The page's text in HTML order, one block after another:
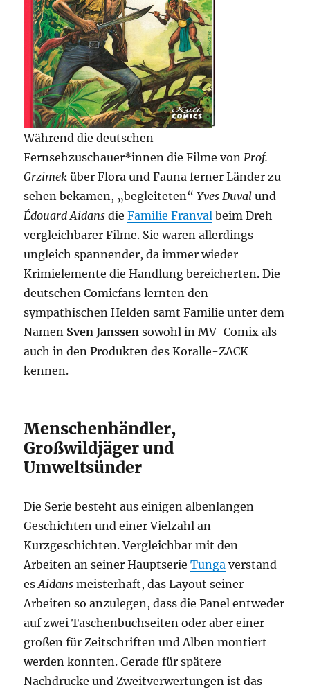
Während die deutschen
Fernsehzuschauer*innen die Filme vonProf.
Grzimek über Flora und Fauna ferner Länder zu
sehen bekamen, „begleiteten“Yves Duval und
Édouard Aidans dieFamilie Franval beim Dreh
vergleichbarer Filme. Sie waren allerdings
ungleich spannender, da immer wieder
Krimielemente die Handlung bereicherten. Die
deutschen Comicfans lernten den
sympathischen Helden samt Familie unter dem
Namen Sven Janssen sowohl in MV-Comix als
auch in den Produkten des Koralle-ZACK
kennen.
Menschenhändler,
Großwildjäger und
Umweltsünder
Die Serie besteht aus einigen albenlangen
Geschichten und einer Vielzahl an
Kurzgeschichten. Vergleichbar mit den
Arbeiten an seiner HauptserieTunga verstand
esAidansmeisterhaft, das Layout seiner
Arbeiten so anzulegen, dass die Panel entweder
auf zwei Taschenbuchseiten oder aber einer
großen für Zeitschriften und Alben montiert
werden konnten. Gerade für spätere
Nachdrucke und Zweitverwertungen ist das